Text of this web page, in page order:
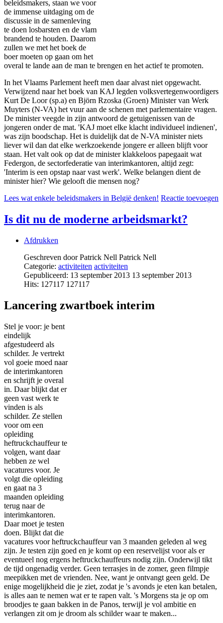
beleidsmakers, staan we voor
de immense uitdaging om de
discussie in de samenleving
te doen losbarsten en de vlam
brandend te houden. Daarom
zullen we met het boek de
boer moeten op gaan om het
overal te lande aan de man te brengen en het actief te promoten.
In het Vlaams Parlement heeft men daar alvast niet opgewacht.
Verwijzend naar het boek van KAJ legden volksvertegenwoordigers
Kurt De Loor (sp.a) en Björn Rzoska (Groen) Minister van Werk
Muyters (N-VA) het vuur aan de schenen met parlementaire vragen.
De minister veegde in zijn antwoord de getuigenissen van de
jongeren onder de mat. 'KAJ moet elke klacht individueel indienen',
was zijn boodschap. Het is duidelijk dat de N-VA minister niets
liever wil dan dat elke werkzoekende jongere er alleen blijft voor
staan. Het valt ook op dat de minister klakkeloos papegaait wat
Federgon, de sectorfederatie van interimkantoren, altijd zegt:
'Interim is een opstap naar vast werk'. Welke belangen dient de
minister hier? Wie gelooft die mensen nog?
Lees wat enkele beleidsmakers in België denken! Reactie toevoegen
Is dit nu de moderne arbeidsmarkt?
Afdrukken
Geschreven door Patrick Nell Patrick Nell
Categorie: activiteiten activiteiten
Gepubliceerd: 13 september 2013 13 september 2013
Hits: 127117 127117
Lancering zwartboek interim
Stel je voor: je bent
eindelijk
afgestudeerd als
schilder. Je vertrekt
vol goeie moed naar
de interimkantoren
en schrijft je overal
in. Daar blijkt dat er
geen vast werk te
vinden is als
schilder. Ze stellen
voor om een
opleiding
heftruckchauffeur te
volgen, want daar
hebben ze wel
vacatures voor. Je
volgt die opleiding
en gaat na 3
maanden opleiding
terug naar de
interimkantoren.
Daar moet je testen
doen. Blijkt dat die
vacatures voor heftruckchauffeur van 3 maanden geleden al weg
zijn. Je testen zijn goed en je komt op een reservelijst voor als er
eventueel nog ergens heftruckchauffeurs nodig zijn. Onderwijl tikt
de tijd ongenadig verder. Geen terrasjes in de zomer, geen filmpje
meepikken met de vrienden. Nee, want je ontvangt geen geld. De
enige mogelijkheid die je ziet, zodat je 's avonds je eten kan betalen,
is alles aan te nemen wat er te rapen valt. 's Morgens sta je op om
broodjes te gaan bakken in de Panos, terwijl je vol ambitie en
verlangen zit om je droom als schilder waar te maken...